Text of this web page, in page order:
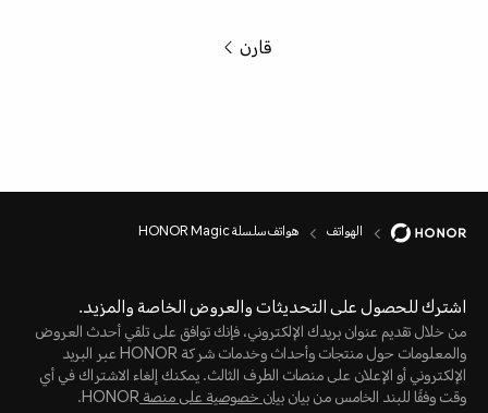
قارن
الهواتف هواتف سلسلة HONOR Magic
اشترك للحصول على التحديثات والعروض الخاصة والمزيد.
من خلال تقديم عنوان بريدك الإلكتروني، فإنك توافق على تلقي أحدث العروض
والمعلومات حول منتجات وأحداث وخدمات شركة HONOR عبر البريد
الإلكتروني أو الإعلان على منصات الطرف الثالث. يمكنك إلغاء الاشتراك في أي
وقت وفقًا للبند الخامس من بيانبيان خصوصية على منصةHONOR.